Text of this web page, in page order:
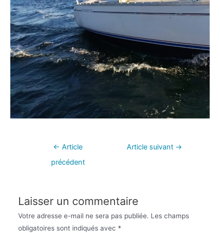
← Article
précédent
Article suivant →
Laisser un commentaire
Votre adresse e-mail ne sera pas publiée. Les champs
obligatoires sont indiqués avec *